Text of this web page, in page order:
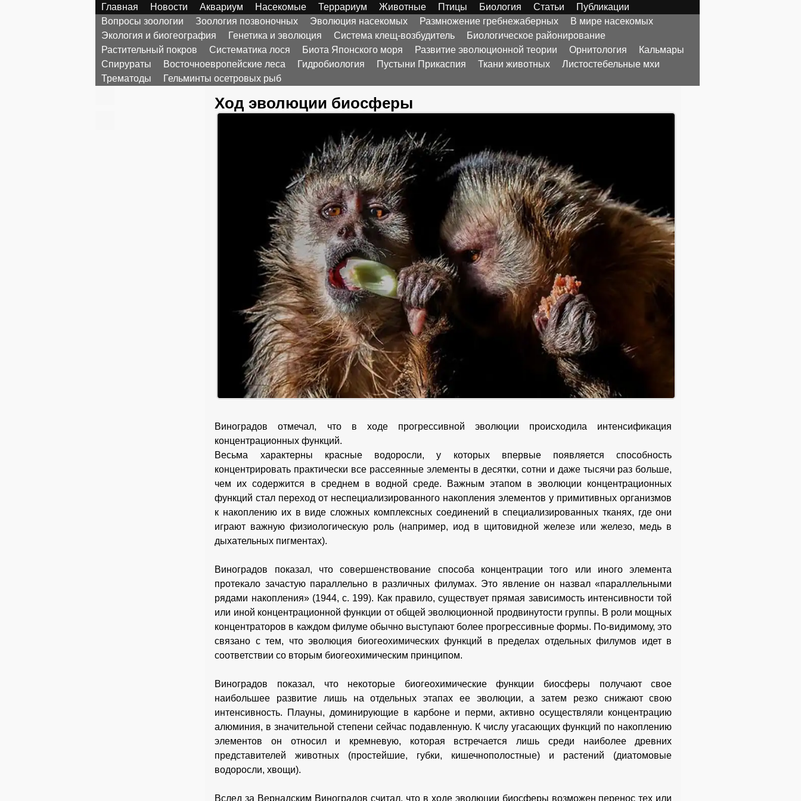
Главная Новости Аквариум Насекомые Террариум Животные Птицы Биология Статьи
Публикации
Вопросы зоологии
Зоология позвоночных Эволюция насекомых Размножение гребнежаберных
В мире насекомых
Экология и биогеография
Генетика и эволюция Система клещ-возбудитель
Биологическое районирование
Растительный покров
Систематика лося Биота Японского моря Развитие эволюционной теории Орнитология
Кальмары
Спирураты
Восточноевропейские леса Гидробиология Пустыни Прикаспия Ткани животных
Листостебельные мхи
Трематоды
Гельминты осетровых рыб
Ход эволюции биосферы
Виноградов отмечал, что в ходе прогрессивной эволюции происходила интенсификация
концентрационных функций.
Весьма характерны красные водоросли, у которых впервые появляется способность
концентрировать практически все рассеянные элементы в десятки, сотни и даже тысячи раз больше,
чем их содержится в среднем в водной среде. Важным этапом в эволюции концентрационных
функций стал переход от неспециализированного накопления элементов у примитивных организмов
к накоплению их в виде сложных комплексных соединений в специализированных тканях, где они
играют важную физиологическую роль (например, иод в щитовидной железе или железо, медь в
дыхательных пигментах).
Виноградов показал, что совершенствование способа концентрации того или иного элемента
протекало зачастую параллельно в различных филумах. Это явление он назвал «параллельными
рядами накопления» (1944, с. 199). Как правило, существует прямая зависимость интенсивности той
или иной концентрационной функции от общей эволюционной продвинутости группы. В роли мощных
концентраторов в каждом филуме обычно выступают более прогрессивные формы. По-видимому, это
связано с тем, что эволюция биогеохимических функций в пределах отдельных филумов идет в
соответствии со вторым биогеохимическим принципом.
Виноградов показал, что некоторые биогеохимические функции биосферы получают свое
наибольшее развитие лишь на отдельных этапах ее эволюции, а затем резко снижают свою
интенсивность. Плауны, доминирующие в карбоне и перми, активно осуществляли концентрацию
алюминия, в значительной степени сейчас подавленную. К числу угасающих функций по накоплению
элементов он относил и кремневую, которая встречается лишь среди наиболее древних
представителей животных (простейшие, губки, кишечнополостные) и растений (диатомовые
водоросли, хвощи).
Вслед за Вернадским Виноградов считал, что в ходе эволюции биосферы возможен перенос тех или